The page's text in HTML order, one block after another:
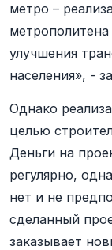
метро –
улучшения
населения», -
Однако
целью
Деньги на
регулярно,
нет и не
сделанный
заказывает